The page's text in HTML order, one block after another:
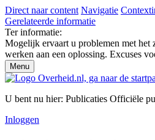
Direct naar content Navigatie
Gerelateerde informatie
Ter informatie:
Mogelijk ervaart u problemen met het
werken aan een oplossing. Excuses
Menu
U bent nu hier: Publicaties Officiële
Inloggen